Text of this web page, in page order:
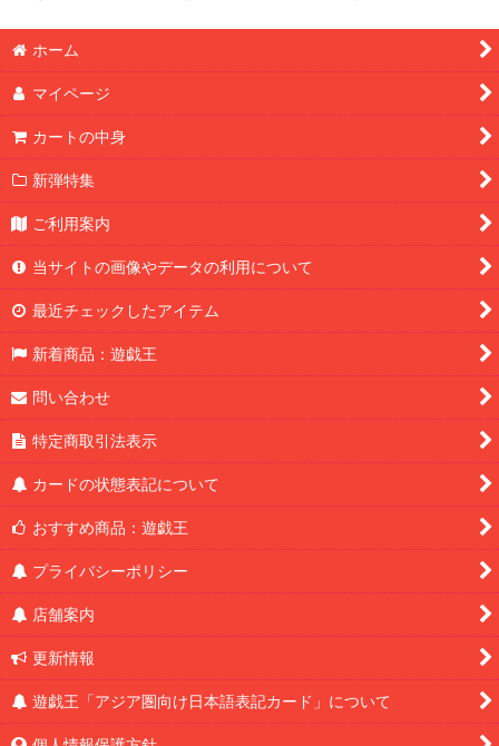
ホーム
マイページ
カートの中身
新弾特集
ご利用案内
当サイトの画像やデータの利用について
最近チェックしたアイテム
新着商品：遊戯王
問い合わせ
特定商取引法表示
カードの状態表記について
おすすめ商品：遊戯王
プライバシーポリシー
店舗案内
更新情報
遊戯王「アジア圏向け日本語表記カード」について